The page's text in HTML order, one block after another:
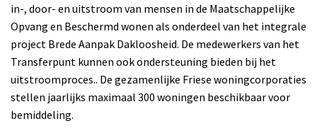
in-, door- en uitstroom van mensen in de Maatschappelijke
Opvang en Beschermd wonen als onderdeel van het integrale
project Brede Aanpak Dakloosheid. De medewerkers van het
Transferpunt kunnen ook ondersteuning bieden bij het
uitstroomproces.. De gezamenlijke Friese woningcorporaties
stellen jaarlijks maximaal 300 woningen beschikbaar voor
bemiddeling.